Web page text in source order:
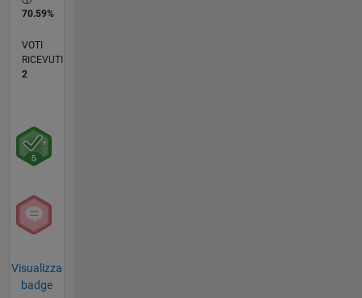
70.59%
VOTI
RICEVUTI
2
Visualizza
badge